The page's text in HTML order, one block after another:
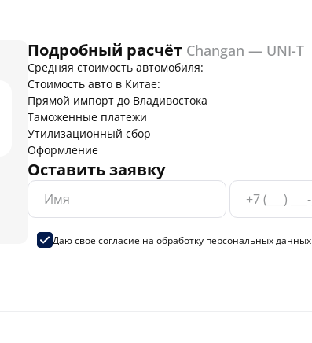
Подробный расчёт Changan — UNI-T
Средняя стоимость автомобиля:
Стоимость авто в Китае:
Прямой импорт до Владивостока
Таможенные платежи
Утилизационный сбор
Оформление
Оставить заявку
Даю своё согласие на обработку персональных данных